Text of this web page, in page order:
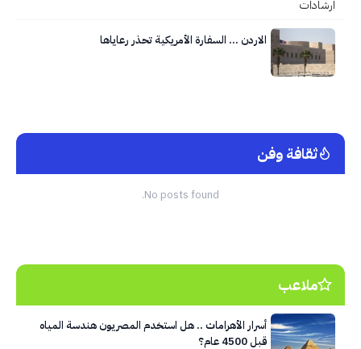
الاردن … السفارة الأمريكية تحذر رعاياها
ثقافة وفن
No posts found.
ملاعب
أسرار الأهرامات .. هل استخدم المصريون هندسة المياه
قبل 4500 عام؟